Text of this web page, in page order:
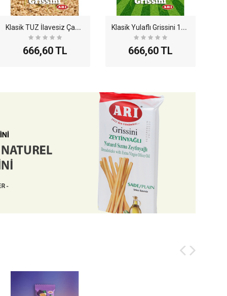
K
lasik TUZ İlavesiz Çavdarlı Grissini 100gr - 12l..
666,60 TL
K
lasik Yulaflı Grissini 100gr - 12li Paket
666,60 TL